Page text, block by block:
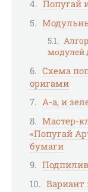
Попугай
модулей
Схема
оригами
А-а, и
Мастер-
«Попугай
бумаги
Вариант